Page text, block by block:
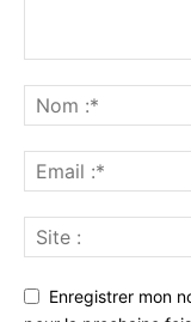
Enregistrer mon